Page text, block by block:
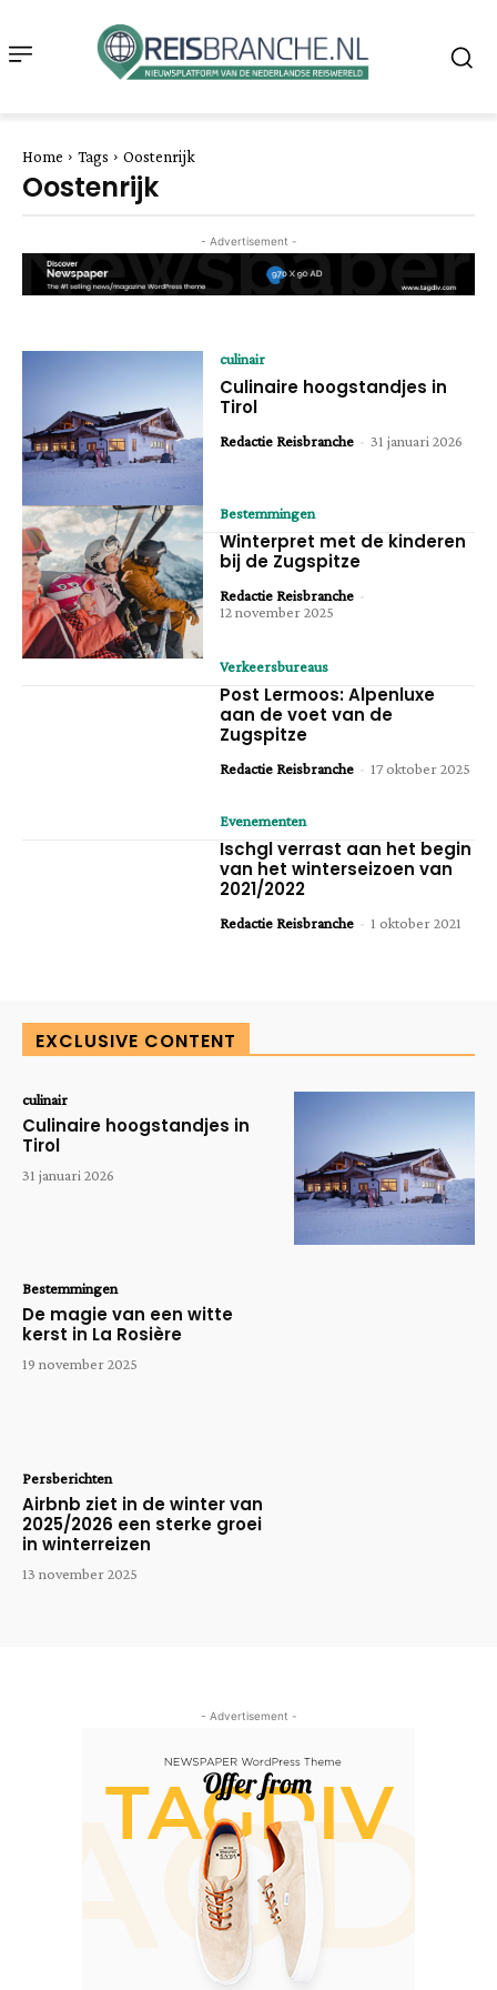
Home Tags Oostenrijk
Oostenrijk
- Advertisement -
culinair
Culinaire hoogstandjes in
Tirol
Redactie Reisbranche - 31 januari 2026
Bestemmingen
Winterpret met de kinderen
bij de Zugspitze
Redactie Reisbranche -
12 november 2025
Verkeersbureaus
Post Lermoos: Alpenluxe
aan de voet van de
Zugspitze
Redactie Reisbranche - 17 oktober 2025
Evenementen
Ischgl verrast aan het begin
van het winterseizoen van
2021/2022
Redactie Reisbranche - 1 oktober 2021
EXCLUSIVE CONTENT
culinair
Culinaire hoogstandjes in
Tirol
31 januari 2026
Bestemmingen
De magie van een witte
kerst in La Rosière
19 november 2025
Persberichten
Airbnb ziet in de winter van
2025/2026 een sterke groei
in winterreizen
13 november 2025
- Advertisement -